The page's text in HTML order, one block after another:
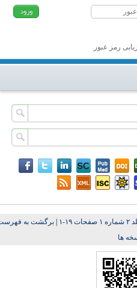
رمز عبور
|برگشت به فهرست
ها